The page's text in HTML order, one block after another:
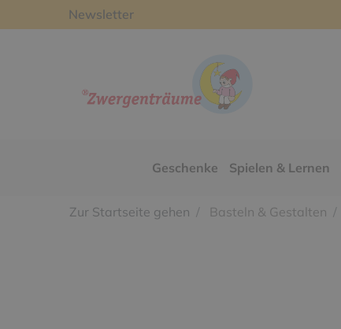
Newsletter
Geschenke Spielen & Lernen
Zur Startseite gehen Basteln & Gestalten